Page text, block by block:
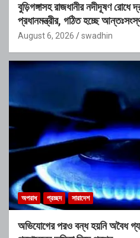
বুড়িগঙ্গাসহ রাজধানীর নদীদূষণ রোধে
প্রধানমন্ত্রীর, গঠিত হচ্ছে
August 6, 2026 swadhin
অপরাধ প্রচ্ছদ সারাদেশ
অভিযোগের পরও বন্ধ হয়নি অবৈধ